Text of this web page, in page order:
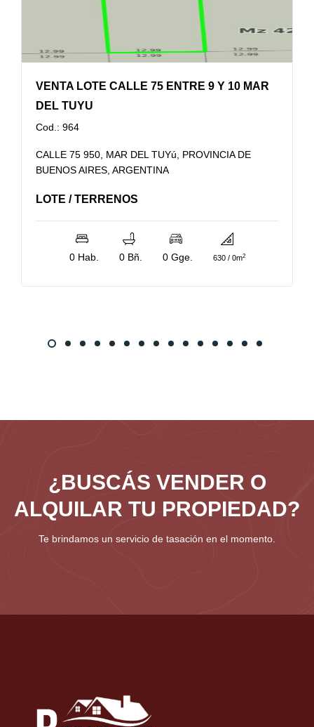
VENTA LOTE CALLE 75 ENTRE 9 Y 10 MAR
DEL TUYU
Cod.: 964
CALLE 75 950, MAR DEL TUYú, PROVINCIA DE
BUENOS AIRES, ARGENTINA
LOTE / TERRENOS
0 Hab. 0 Bñ. 0 Gge. 630 / 0m2
¿BUSCÁS VENDER O
ALQUILAR TU PROPIEDAD?
Te brindamos un servicio de tasación en el momento.